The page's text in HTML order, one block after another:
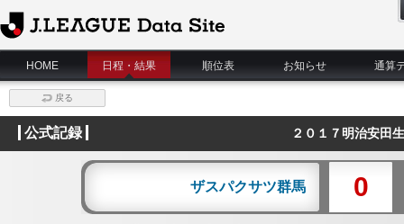
J.League Data Site
HOME
日程・結果 順位表 お知らせ 通算
戻る
公式記録 ２０１７明治安田
ザスパクサツ群馬 0